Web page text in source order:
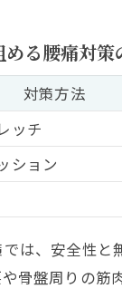
る腰痛対策
対策方法
ッチ
ション
は、安全性と
骨盤周りの筋